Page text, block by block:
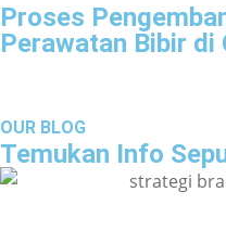
Proses
Perawatan Bibir di
OUR BLOG
Temukan Info